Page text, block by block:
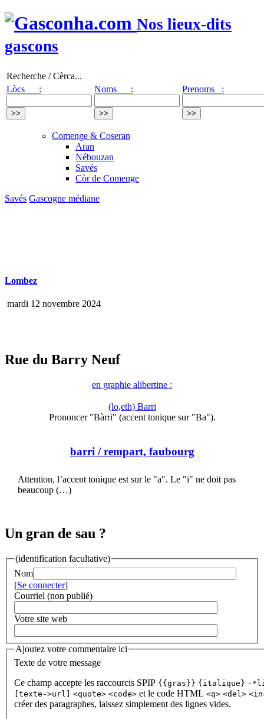
Nos lieux-dits
gascons
Recherche / Cèrca...
Lòcs :
Noms : Prenoms :
Comenge & Coseran
Aran
Nébouzan
Savés
Còr de Comenge
Savés Gascogne médiane
Lombez
mardi 12 novembre 2024
Rue du Barry Neuf
en graphie alibertine :
(lo,eth) Barri
Prononcer "Bàrri" (accent tonique sur "Ba").
barri / rempart, faubourg
Attention, l’accent tonique est sur le "a". Le "i" ne doit pas
beaucoup (…)
Un gran de sau ?
(identification facultative)
Nom
[Se connecter]
Courriel (non publié)
Votre site web
Ajoutez votre commentaire ici
Texte de votre message
Ce champ accepte les raccourcis SPIP {{gras}} {italique} -
[texte->url]
<quote> <code> et le code HTML <q> <del>
créer des paragraphes, laissez simplement des lignes vides.